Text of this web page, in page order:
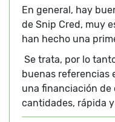
En general, hay
de Snip Cred, muy
han hecho una
Se trata, por lo
buenas referencias
una financiación de
cantidades, rápida